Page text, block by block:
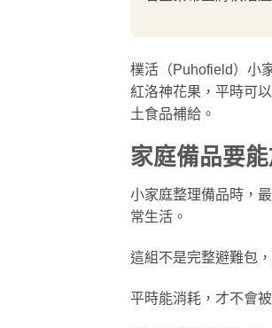
樸活（Puhofield）小
紅洛神花果，平時可
土食品補給。
家庭備品要
小家庭整理備品時，
常生活。
這組不是完整避難包
平時能消耗，才不會